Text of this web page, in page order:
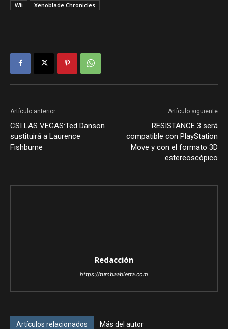
Wii
Xenoblade Chronicles
Artículo anterior
CSI LAS VEGAS:Ted Danson
sustituirá a Laurence
Fishburne
Artículo siguiente
RESISTANCE 3 será
compatible con PlayStation
Move y con el formato 3D
estereoscópico
Redacción
https://tumbaabierta.com
Artículos relacionados Más del autor